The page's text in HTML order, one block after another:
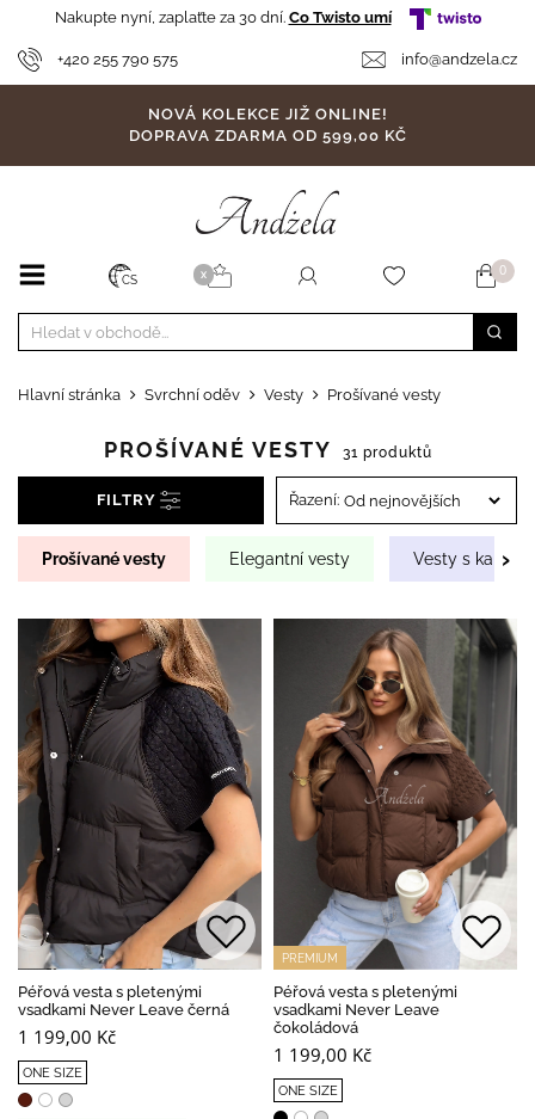
Nakupte nyní, zaplaťte za 30 dní. Co Twisto umí
+420 255 790 575 info@andzela.cz
NOVÁ KOLEKCE JIŽ ONLINE!
DOPRAVA ZDARMA OD 599,00 KČ
CS X 0
Hlavní stránka Svrchní oděv Vesty Prošívané vesty
PROŠÍVANÉ VESTY 31 produktů
FILTRY Řazení:
Prošívané vesty Elegantní vesty Vesty s kapucí
›
PREMIUM
Péřová vesta s pletenými
vsadkami Never Leave černá
1 199,00 Kč
ONE SIZE
PREMIUM
Péřová vesta s pletenými
vsadkami Never Leave
čokoládová
1 199,00 Kč
ONE SIZE